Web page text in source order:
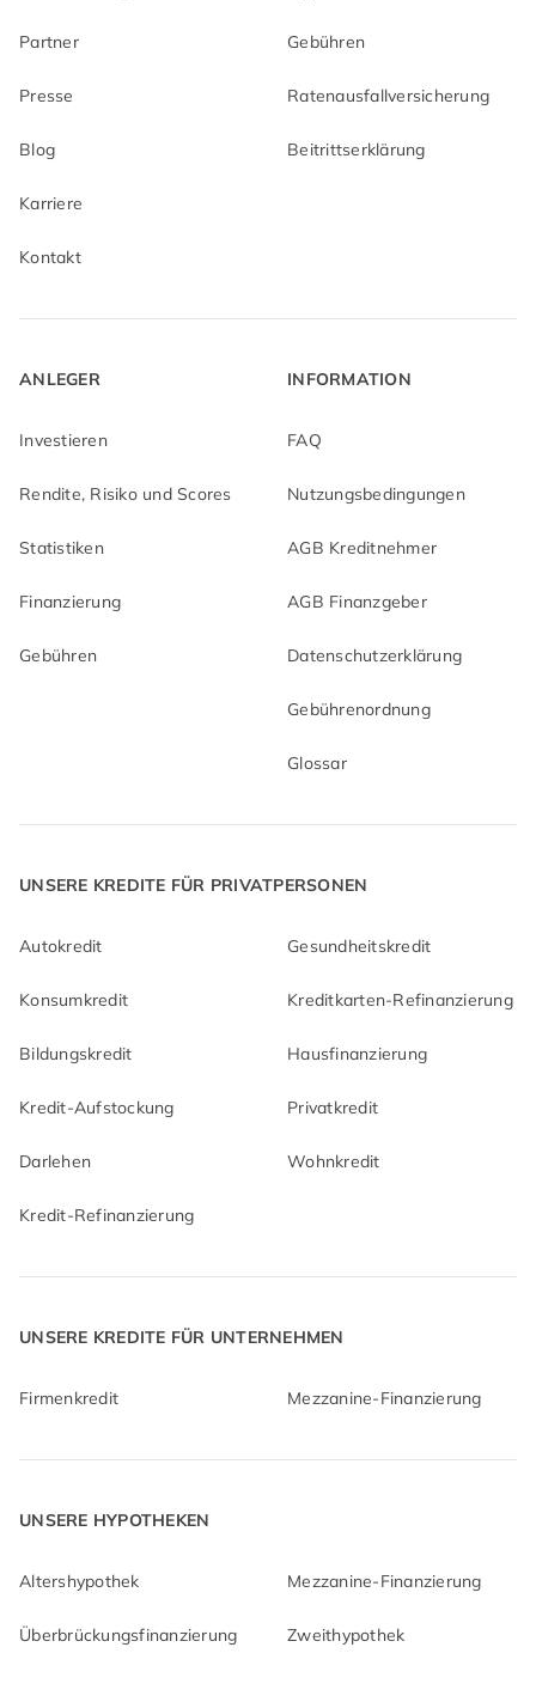
Partner
Presse
Blog
Karriere
Kontakt
Gebühren
Ratenausfallversicherung
Beitrittserklärung
ANLEGER
Investieren
Rendite, Risiko und Scores
Statistiken
Finanzierung
Gebühren
INFORMATION
FAQ
Nutzungsbedingungen
AGB Kreditnehmer
AGB Finanzgeber
Datenschutzerklärung
Gebührenordnung
Glossar
UNSERE KREDITE FÜR PRIVATPERSONEN
Autokredit Gesundheitskredit
Konsumkredit Kreditkarten-Refinanzierung
Bildungskredit Hausfinanzierung
Kredit-Aufstockung Privatkredit
Darlehen Wohnkredit
Kredit-Refinanzierung
UNSERE KREDITE FÜR UNTERNEHMEN
Firmenkredit Mezzanine-Finanzierung
UNSERE HYPOTHEKEN
Altershypothek Mezzanine-Finanzierung
Überbrückungsfinanzierung Zweithypothek